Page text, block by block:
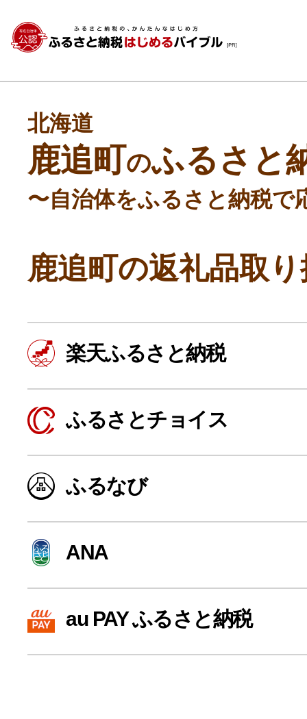
よく見られている返礼品
ふるさと納税徹底比較
寄付上限額シミュレーション
北海道
鹿追町のふるさと
〜自治体をふるさと納税で
鹿追町の返礼品取
楽天ふるさと納税
ふるさとチョイス
ふるなび
ANA
au PAY ふるさと納税